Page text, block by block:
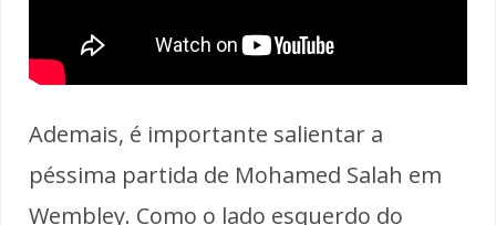
Ademais, é importante salientar a
péssima partida de Mohamed Salah em
Wembley. Como o lado esquerdo do